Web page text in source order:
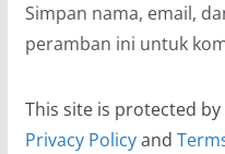
Simpan nama, email,
peramban ini untuk
This site is protected by
Privacy Policyand